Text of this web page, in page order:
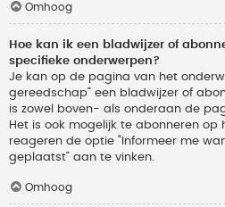
Omhoog
Hoe kan ik een bladwijzer of
specifieke onderwerpen?
Je kan op de pagina van het
gereedschap” een bladwijzer of
is zowel boven- als onderaan de
Het is ook mogelijk te abonneren
reageren de optie “Informeer me
geplaatst” aan te vinken.
Omhoog